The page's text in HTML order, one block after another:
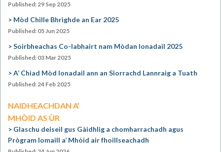
Published: 29 Sep 2025
Mòd Chille Bhrìghde an Ear 2025
Published: 05 Jun 2025
Soirbheachas Co-labhairt nam Mòdan Ionadail 2025
Published: 03 Mar 2025
A’ Chiad Mòd Ionadail ann an Siorrachd Lannraig a Tuath
Published: 24 Feb 2025
NAIDHEACHDAN A’
MHÒID AS ÙR
Glaschu deiseil gus Gàidhlig a chomharrachadh agus
Prògram Iomaill a’ Mhòid air fhoillseachadh